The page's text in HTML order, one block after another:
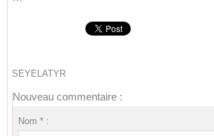
```
SEYELATYR
Nouveau commentaire :
Nom * :